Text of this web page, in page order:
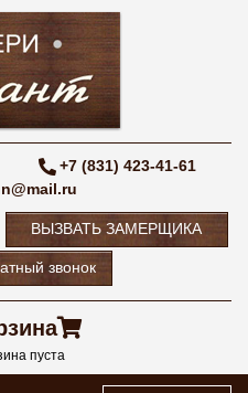
+7 (831) 423-41-61
ВЫЗВАТЬ ЗАМЕРЩИКА
звонок
пуста